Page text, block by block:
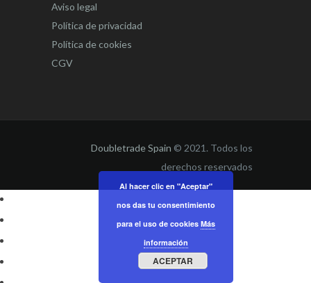
Aviso legal
Política de privacidad
Política de cookies
CGV
Doubletrade Spain © 2021. Todos los
derechos reservados
Al hacer clic en "Aceptar"
nos das tu consentimiento
para el uso de cookies Más
información
ACEPTAR